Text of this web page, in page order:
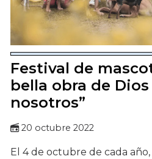
Festival de
bella obra de Dios
nosotros”
20 octubre 2022
El 4 de octubre de cada